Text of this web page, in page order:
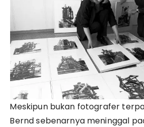
Meskipun bukan fotografer
Bernd sebenarnya meninggal